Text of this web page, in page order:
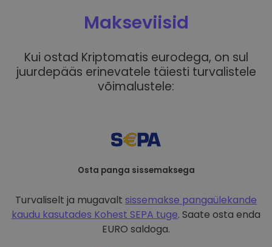
Makseviisid
Kui ostad Kriptomatis eurodega, on sul
juurdepääs erinevatele täiesti turvalistele
võimalustele:
Osta panga sissemaksega
Turvaliselt ja mugavalt sissemakse pangaülekande
kaudu kasutades Kohest SEPA tuge. Saate osta enda
EURO saldoga.